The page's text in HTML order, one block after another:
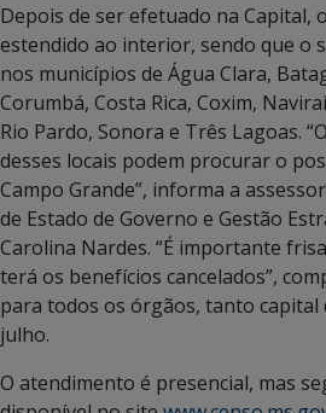
Depois de ser efetuado na Capital,
estendido ao interior, sendo que o
nos municípios de Água Clara,
Corumbá, Costa Rica, Coxim,
Rio Pardo, Sonora e Três Lagoas.
desses locais podem procurar o
Campo Grande”, informa a
de Estado de Governo e Gestão
Carolina Nardes. “É importante
terá os benefícios cancelados”,
para todos os órgãos, tanto
julho.
O atendimento é presencial, mas